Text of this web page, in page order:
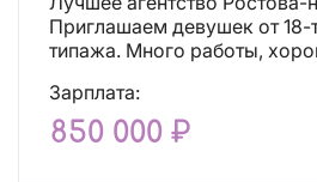
Приглашаем девушек от 18-
типажа. Много работы,
Зарплата:
850 000 ₽